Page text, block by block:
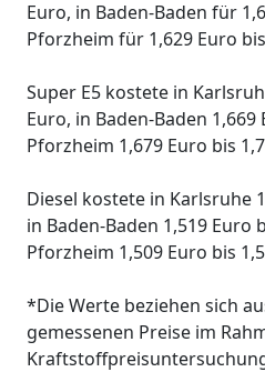
Euro, in Baden-Baden für
Pforzheim für 1,629 Euro
Super E5 kostete in
Euro, in Baden-Baden 1,669
Pforzheim 1,679 Euro bis
Diesel kostete in Karlsruhe
in Baden-Baden 1,519 Euro
Pforzheim 1,509 Euro bis
*Die Werte beziehen sich
gemessenen Preise im